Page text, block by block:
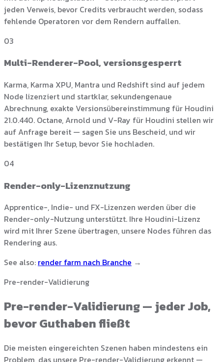
jeden Verweis, bevor Credits verbraucht werden, sodass
fehlende Operatoren vor dem Rendern auffallen.
03
Multi-Renderer-Pool, versionsgesperrt
Karma, Karma XPU, Mantra und Redshift sind auf jedem
Node lizenziert und startklar, sekundengenaue
Abrechnung, exakte Versionsübereinstimmung für Houdini
21.0.440. Octane, Arnold und V-Ray für Houdini stellen wir
auf Anfrage bereit — sagen Sie uns Bescheid, und wir
bestätigen Ihr Setup, bevor Sie hochladen.
04
Render-only-Lizenznutzung
Apprentice-, Indie- und FX-Lizenzen werden über die
Render-only-Nutzung unterstützt. Ihre Houdini-Lizenz
wird mit Ihrer Szene übertragen, unsere Nodes führen das
Rendering aus.
See also: render farm nach Branche →
Pre-render-Validierung
Pre-render-Validierung — jeder Job,
bevor Guthaben fließt
Die meisten eingereichten Szenen haben mindestens ein
Problem, das unsere Pre-render-Validierung erkennt —